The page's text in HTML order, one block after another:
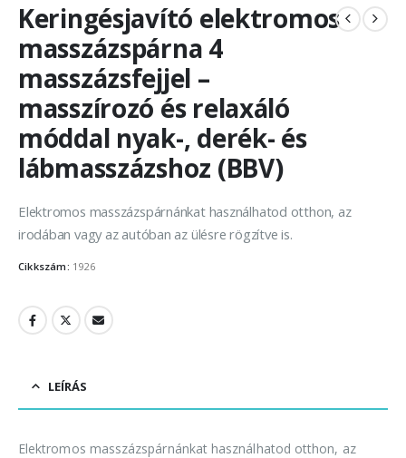
Keringésjavító elektromos
masszázspárna 4
masszázsfejjel –
masszírozó és relaxáló
móddal nyak-, derék- és
lábmasszázshoz (BBV)
Elektromos masszázspárnánkat használhatod otthon, az
irodában vagy az autóban az ülésre rögzítve is.
Cikkszám: 1926
LEÍRÁS
Elektromos masszázspárnánkat használhatod otthon, az